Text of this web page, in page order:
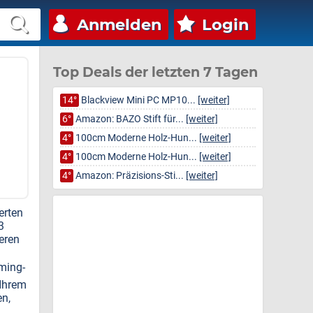
Anmelden Login
Top Deals der letzten 7 Tagen
14° Blackview Mini PC MP10... [weiter]
6° Amazon: BAZO Stift für... [weiter]
4° 100cm Moderne Holz-Hun... [weiter]
4° 100cm Moderne Holz-Hun... [weiter]
4° Amazon: Präzisions-Sti... [weiter]